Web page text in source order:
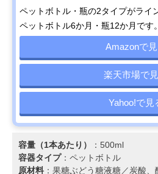
ペットボトル・瓶の2タイプがライ
ペットボトル6か月・瓶12か月です。
Amazonで
楽天市場で
Yahoo!で見
容量（1本あたり）
：500ml
容器タイプ：ペットボトル
原材料 ：果糖ぶどう糖液糖／炭酸